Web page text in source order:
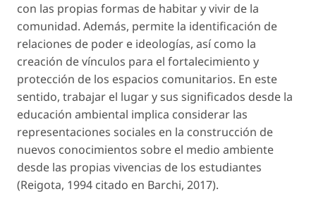
con las propias formas de habitar y vivir de la
comunidad. Además, permite la identificación de
relaciones de poder e ideologías, así como la
creación de vínculos para el fortalecimiento y
protección de los espacios comunitarios. En este
sentido, trabajar el lugar y sus significados desde la
educación ambiental implica considerar las
representaciones sociales en la construcción de
nuevos conocimientos sobre el medio ambiente
desde las propias vivencias de los estudiantes
(Reigota, 1994 citado en Barchi, 2017).